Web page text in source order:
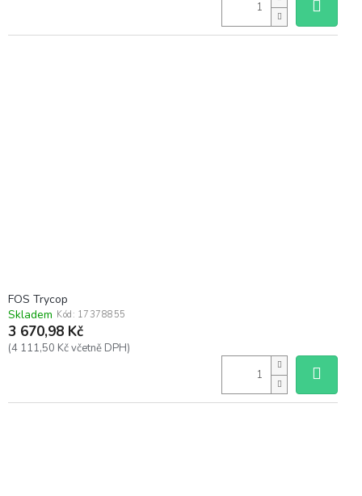
FOS Trycop
Skladem Kód: 17378855
3 670,98 Kč
(4 111,50 Kč včetně DPH)